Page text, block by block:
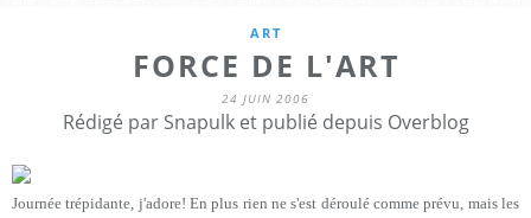
ART
FORCE DE L'ART
24 JUIN 2006
Rédigé par Snapulk et publié depuis Overblog
Journée trépidante, j'adore! En plus rien ne s'est déroulé comme prévu, mais les